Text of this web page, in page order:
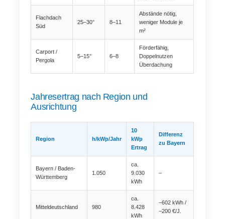
Flachdach
Süd
25–30° 8–11
Abstände nötig,
weniger Module je
m²
Carport /
Pergola
5–15° 6–8
Förderfähig,
Doppelnutzen
Überdachung
Jahresertrag nach Region und
Ausrichtung
Region h/kWp/Jahr
10
kWp
Ertrag
Differenz
zu Bayern
Bayern / Baden-
Württemberg
1.050
ca.
9.030
kWh
–
Mitteldeutschland 980
ca.
8.428
kWh
−602 kWh /
−200 €/J.